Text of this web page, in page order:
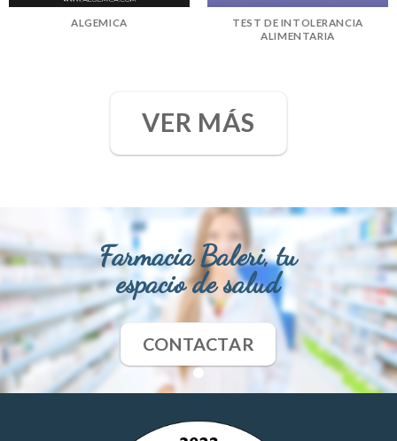
ALGEMICA
TEST DE INTOLERANCIA
ALIMENTARIA
VER MÁS
Farmacia Baleri, tu
espacio de salud
CONTACTAR